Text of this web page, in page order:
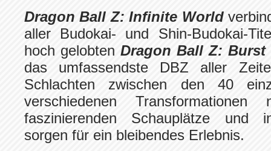
Dragon Ball Z: Infinite World
aller Budokai- und Shin-Budokai-
hoch gelobten Dragon Ball Z: Burst
das umfassendste DBZ aller
Schlachten zwischen den 40
verschiedenen
faszinierenden Schauplätze und
sorgen für ein bleibendes Erlebnis.